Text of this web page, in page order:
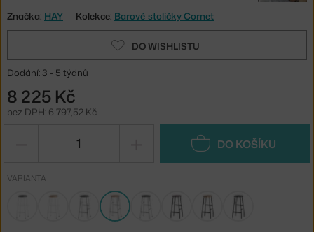
Značka: HAY Kolekce: Barové stoličky Cornet
DO WISHLISTU
Dodání: 3 - 5 týdnů
8 225 Kč
bez DPH: 6 797,52 Kč
DO KOŠÍKU
VARIANTA